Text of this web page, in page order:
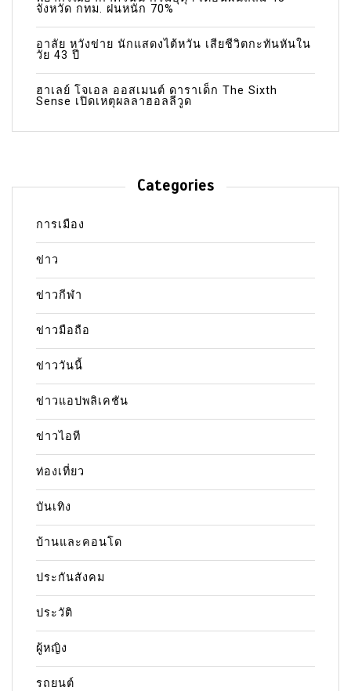
จังหวัด กทม. ฝนหนัก 70%
อาลัย หวังข่าย นักแสดงไต้หวัน เสียชีวิตกะทันหันใน
วัย 43 ปี
ฮาเลย์ โจเอล ออสเมนต์ ดาราเด็ก The Sixth
Sense เปิดเหตุผลลาฮอลลีวูด
Categories
การเมือง
ข่าว
ข่าวกีฬา
ข่าวมือถือ
ข่าววันนี้
ข่าวแอปพลิเคชัน
ข่าวไอที
ท่องเที่ยว
บันเทิง
บ้านและคอนโด
ประกันสังคม
ประวัติ
ผู้หญิง
รถยนต์